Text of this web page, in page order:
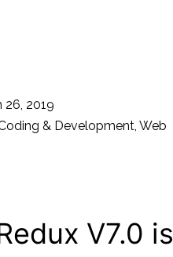
26, 2019
& Development Web
V7.0 is